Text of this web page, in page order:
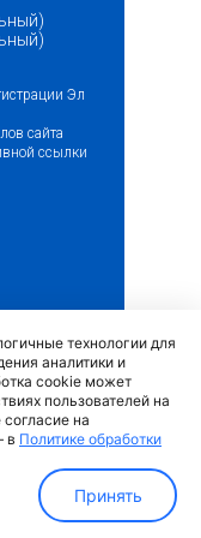
Эл
сайта
ссылки
(внешняя
ссылка)
данных
технологии для
аналитики и
cookie может
пользователей на
на
в Политике обработки
Принять